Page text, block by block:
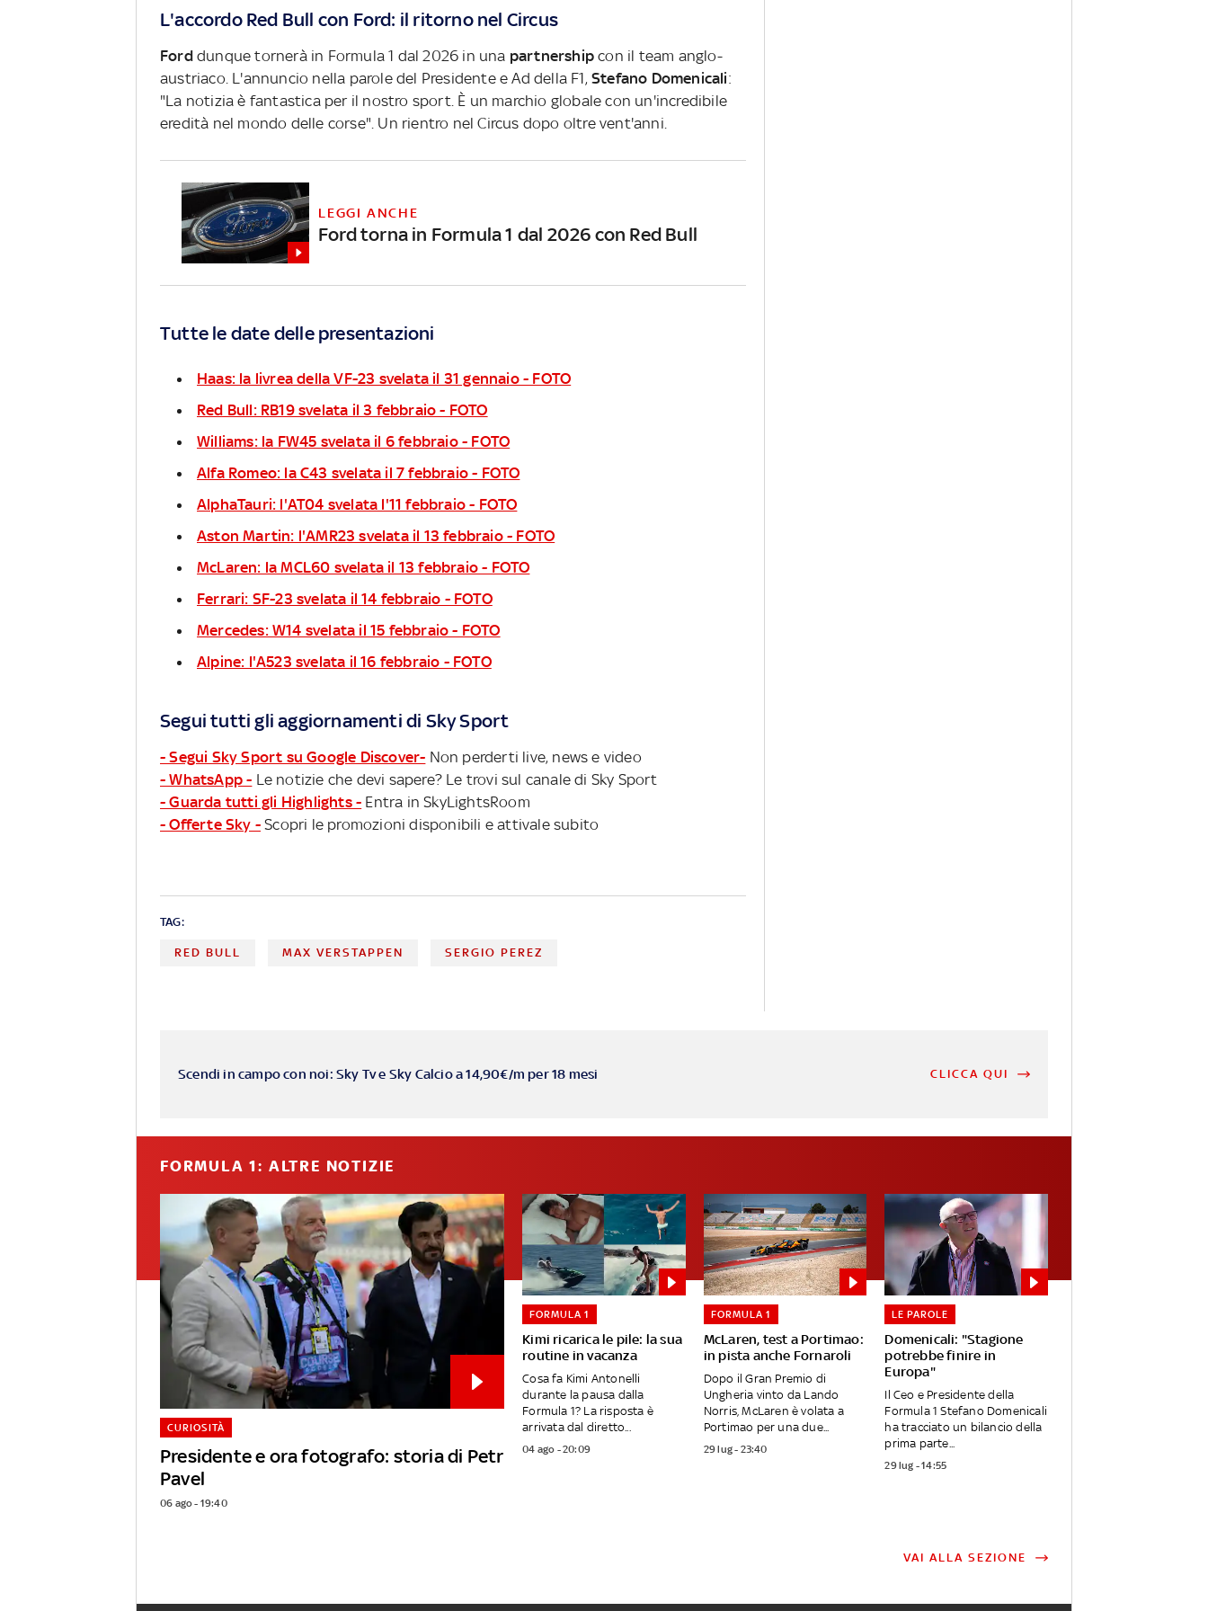
L'accordo Red Bull con Ford: il ritorno nel Circus
Ford dunque tornerà in Formula 1 dal 2026 in una partnershipcon il team anglo-
austriaco. L'annuncio nella parole del Presidente e Ad della F1, Stefano Domenicali:
"La notizia è fantastica per il nostro sport. È un marchio globale con un'incredibile
eredità nel mondo delle corse". Un rientro nel Circus dopo oltre vent'anni.
LEGGI ANCHE
Ford torna in Formula 1 dal 2026 con Red Bull
Tutte le date delle presentazioni
Haas: la livrea della VF-23 svelata il 31 gennaio - FOTO
Red Bull: RB19 svelata il 3 febbraio - FOTO
Williams: la FW45 svelata il 6 febbraio - FOTO
Alfa Romeo: la C43 svelata il 7 febbraio - FOTO
AlphaTauri: l'AT04 svelata l'11 febbraio - FOTO
Aston Martin: l'AMR23 svelata il 13 febbraio - FOTO
McLaren: la MCL60 svelata il 13 febbraio - FOTO
Ferrari: SF-23 svelata il 14 febbraio - FOTO
Mercedes: W14 svelata il 15 febbraio - FOTO
Alpine: l'A523 svelata il 16 febbraio - FOTO
Segui tutti gli aggiornamenti di Sky Sport
- Segui Sky Sport su Google Discover- Non perderti live, news e video
- WhatsApp - Le notizie che devi sapere? Le trovi sul canale di Sky Sport
- Guarda tutti gli Highlights - Entra in SkyLightsRoom
- Offerte Sky - Scopri le promozioni disponibili e attivale subito
TAG:
RED BULL MAX VERSTAPPEN SERGIO PEREZ
Scendi in campo con noi: Sky Tv e Sky Calcio a 14,90€/m per 18 mesi CLICCA QUI
FORMULA 1: ALTRE NOTIZIE
Presidente e ora fotografo: storia di Petr
Pavel
CURIOSITÀ
06 ago - 19:40
Kimi ricarica le pile: la sua
routine in vacanza
FORMULA 1
Cosa fa Kimi Antonelli
durante la pausa dalla
Formula 1? La risposta è
arrivata dal diretto...
04 ago - 20:09
McLaren, test a Portimao:
in pista anche Fornaroli
FORMULA 1
Dopo il Gran Premio di
Ungheria vinto da Lando
Norris, McLaren è volata a
Portimao per una due...
29 lug - 23:40
Domenicali: "Stagione
potrebbe finire in
Europa"
LE PAROLE
Il Ceo e Presidente della
Formula 1 Stefano Domenicali
ha tracciato un bilancio della
prima parte...
29 lug - 14:55
VAI ALLA SEZIONE